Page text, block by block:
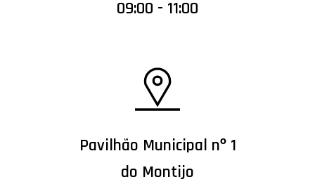
09:00 - 11:00
Pavilhão Municipal nº 1
do Montijo